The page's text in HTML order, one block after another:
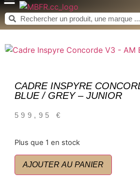
CADRE INSPYRE
BLUE / GREY – JUNIOR
599,95 €
Plus que 1 en stock
AJOUTER AU PANIER